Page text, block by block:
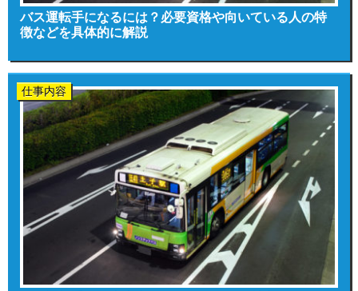
バス運転手になるには？必要資格や向いている人の特
徴などを具体的に解説
仕事内容